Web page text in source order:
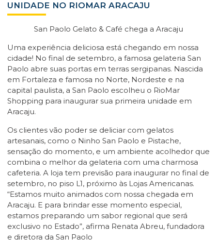
UNIDADE NO RIOMAR ARACAJU
San Paolo Gelato & Café chega a Aracaju
Uma experiência deliciosa está chegando em nossa
cidade! No final de setembro, a famosa gelateria San
Paolo abre suas portas em terras sergipanas. Nascida
em Fortaleza e famosa no Norte, Nordeste e na
capital paulista, a San Paolo escolheu o RioMar
Shopping para inaugurar sua primeira unidade em
Aracaju.
Os clientes vão poder se deliciar com gelatos
artesanais, como o Ninho San Paolo e Pistache,
sensação do momento, e um ambiente acolhedor que
combina o melhor da gelateria com uma charmosa
cafeteria. A loja tem previsão para inaugurar no final de
setembro, no piso L1, próximo às Lojas Americanas.
“Estamos muito animados com nossa chegada em
Aracaju. E para brindar esse momento especial,
estamos preparando um sabor regional que será
exclusivo no Estado”, afirma Renata Abreu, fundadora
e diretora da San Paolo